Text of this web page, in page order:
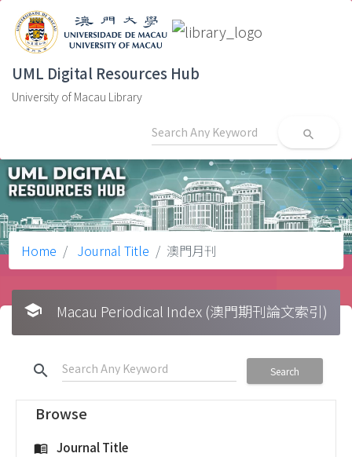
UML Digital Resources Hub
University of Macau Library
search
Home Journal Title 澳門月刊
school Macau Periodical Index (澳門期刊論文索引)
search Search
Browse
menu_book Journal Title